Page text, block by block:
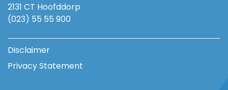
2131 CT Hoofddorp
(023) 55 55 900
Disclaimer
Privacy Statement